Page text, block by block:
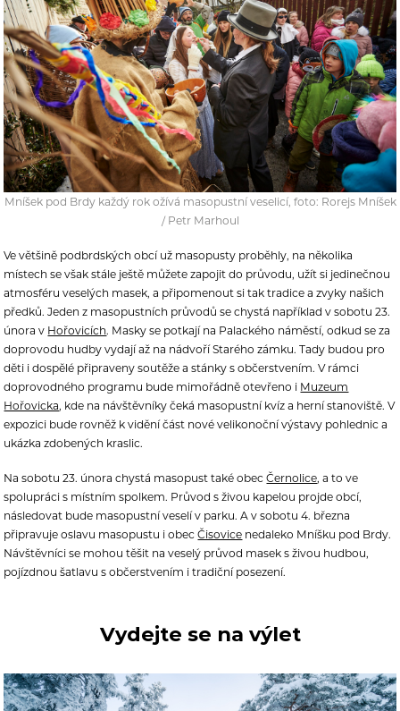
Mníšek pod Brdy každý rok ožívá masopustní veselicí, foto: Rorejs Mníšek
/ Petr Marhoul
Ve většině podbrdských obcí už masopusty proběhly, na několika
místech se však stále ještě můžete zapojit do průvodu, užít si jedinečnou
atmosféru veselých masek, a připomenout si tak tradice a zvyky našich
předků. Jeden z masopustních průvodů se chystá například v sobotu 23.
února v Hořovicích. Masky se potkají na Palackého náměstí, odkud se za
doprovodu hudby vydají až na nádvoří Starého zámku. Tady budou pro
děti i dospělé připraveny soutěže a stánky s občerstvením. V rámci
doprovodného programu bude mimořádně otevřeno i Muzeum
Hořovicka, kde na návštěvníky čeká masopustní kvíz a herní stanoviště. V
expozici bude rovněž k vidění část nové velikonoční výstavy pohlednic a
ukázka zdobených kraslic.
Na sobotu 23. února chystá masopust také obecČernolice, a to ve
spolupráci s místním spolkem. Průvod s živou kapelou projde obcí,
následovat bude masopustní veselí v parku. A v sobotu 4. března
připravuje oslavu masopustu i obecČisovice nedaleko Mníšku pod Brdy.
Návštěvníci se mohou těšit na veselý průvod masek s živou hudbou,
pojízdnou šatlavu s občerstvením i tradiční posezení.
Vydejte se na výlet